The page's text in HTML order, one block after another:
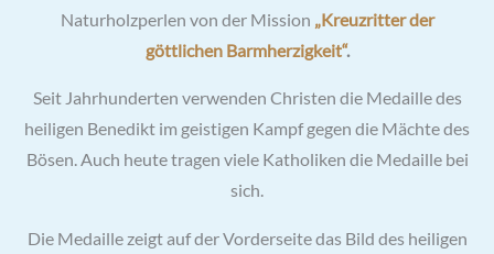
Naturholzperlen von der Mission „Kreuzritter der
göttlichen Barmherzigkeit“.
Seit Jahrhunderten verwenden Christen die Medaille des
heiligen Benedikt im geistigen Kampf gegen die Mächte des
Bösen. Auch heute tragen viele Katholiken die Medaille bei
sich.
Die Medaille zeigt auf der Vorderseite das Bild des heiligen